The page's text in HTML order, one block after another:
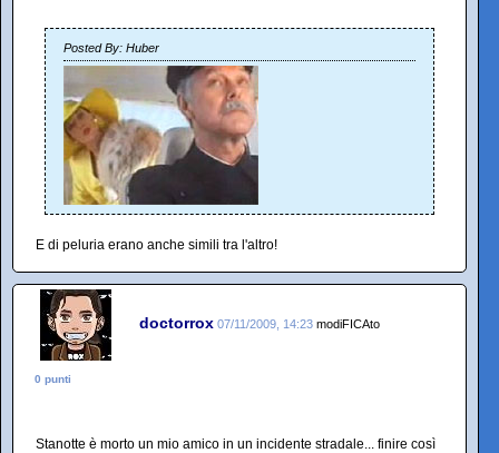
Posted By: Huber
E di peluria erano anche simili tra l'altro!
doctorrox 07/11/2009, 14:23 modiFICAto
0 punti
Stanotte è morto un mio amico in un incidente stradale... finire così